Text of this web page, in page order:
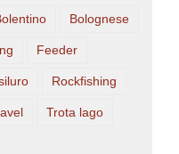
Bolognese
Feeder
Rockfishing
Trota lago